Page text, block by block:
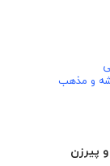
و مذهب
پیرزن